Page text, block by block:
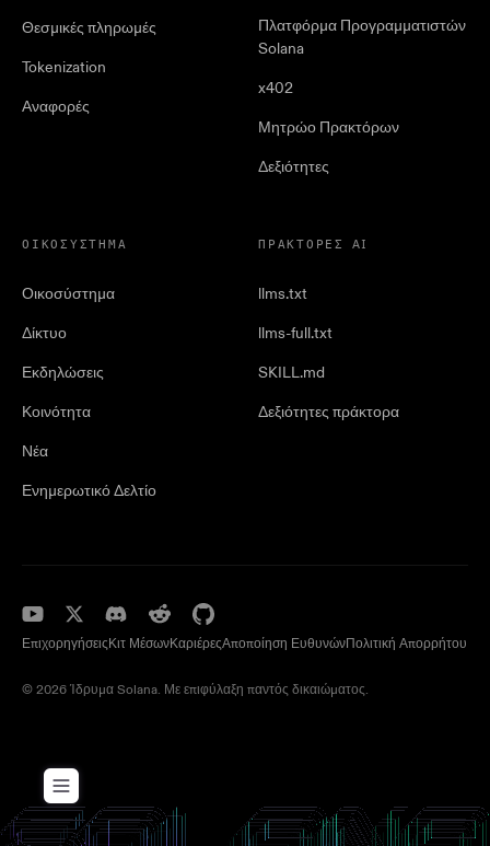
Θεσμικές πληρωμές
Tokenization
Αναφορές
Πλατφόρμα Προγραμματιστών
Solana
x402
Μητρώο Πρακτόρων
Δεξιότητες
ΟΙΚΟΣΎΣΤΗΜΑ
Οικοσύστημα
Δίκτυο
Εκδηλώσεις
Κοινότητα
Νέα
Ενημερωτικό Δελτίο
ΠΡΆΚΤΟΡΕΣ AI
llms.txt
llms-full.txt
SKILL.md
Δεξιότητες πράκτορα
ΕπιχορηγήσειςΚιτ ΜέσωνΚαριέρεςΑποποίηση ΕυθυνώνΠολιτική Απορρήτου
© 2026 Ίδρυμα Solana. Με επιφύλαξη παντός δικαιώματος.